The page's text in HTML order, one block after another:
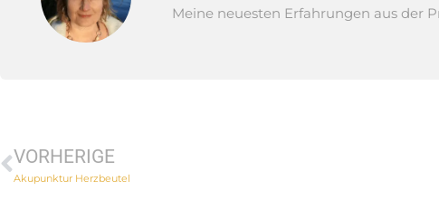
Meine neuesten Erfahrungen aus der
VORHERIGE
Akupunktur Herzbeutel